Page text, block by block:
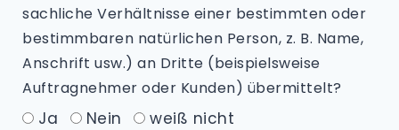
sachliche Verhältnisse einer bestimmten oder
bestimmbaren natürlichen Person, z. B. Name,
Anschrift usw.) an Dritte (beispielsweise
Auftragnehmer oder Kunden) übermittelt?
Ja Nein weiß nicht